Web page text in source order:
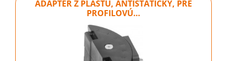
ADAPTÉR Z PLASTU, ANTISTATICKÝ, PRE
PROFILOVÚ…